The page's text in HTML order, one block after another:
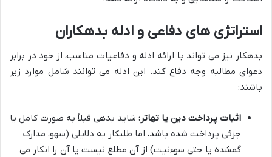
استراتژی های دفاعی و ادله بدهکاران
بدهکار نیز می تواند با ارائه ادله و دفاعیات مناسب، از خود در برابر
دعوای مطالبه وجه دفاع کند. این ادله می توانند شامل موارد زیر
باشند:
اثبات پرداخت دین یا تهاتر: شاید بدهی قبلاً به صورت کامل یا
جزئی پرداخت شده باشد، اما طلبکار به دلایلی (سهو، مدارک
گمشده یا حتی سوءنیت) از آن مطلع نیست یا آن را انکار می